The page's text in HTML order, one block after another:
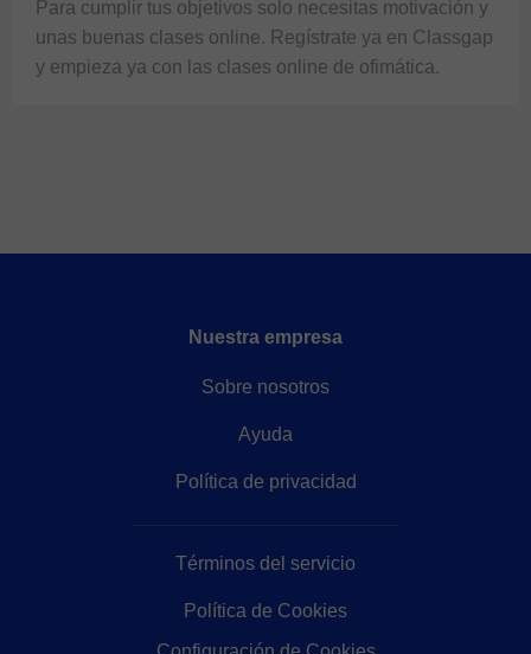
Para cumplir tus objetivos solo necesitas motivación y
unas buenas clases online. Regístrate ya en Classgap
y empieza ya con las clases online de ofimática.
Nuestra empresa
Sobre nosotros
Ayuda
Política de privacidad
Términos del servicio
Política de Cookies